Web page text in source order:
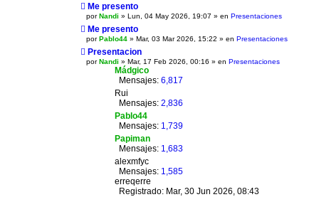
Me presento
porNandi » Lun, 04 May 2026, 19:07 » en Presentaciones
Me presento
porPablo44 » Mar, 03 Mar 2026, 15:22 » en Presentaciones
Presentacion
porNandi » Mar, 17 Feb 2026, 00:16 » en Presentaciones
Mádgico
Mensajes: 6,817
Rui
Mensajes: 2,836
Pablo44
Mensajes: 1,739
Papiman
Mensajes: 1,683
alexmfyc
Mensajes: 1,585
erreqerre
Registrado: Mar, 30 Jun 2026, 08:43